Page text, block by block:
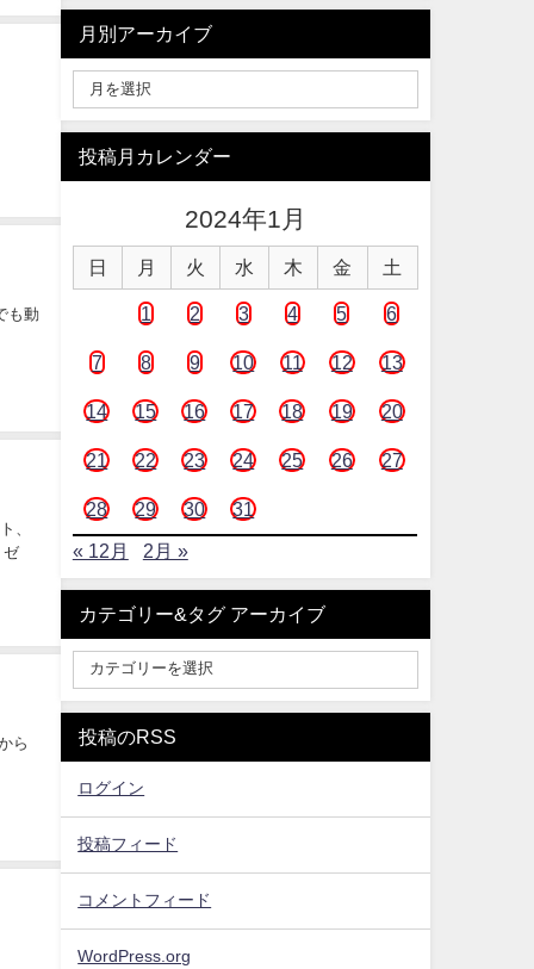
も動
、
ゼ
ら
月別アーカイブ
投稿月カレンダー
2024年1月
日 月 火 水 木 金 土
1 2 3 4 5 6
7 8 9 10 11 12 13
14 15 16 17 18 19 20
21 22 23 24 25 26 27
28 29 30 31
« 12月 2月 »
カテゴリー&タグ アーカイブ
投稿のRSS
ログイン
投稿フィード
コメントフィード
WordPress.org